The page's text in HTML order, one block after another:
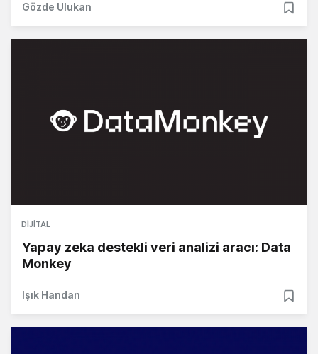
Gözde Ulukan
DIJITAL
Yapay zeka destekli veri analizi aracı: Data
Monkey
Işık Handan